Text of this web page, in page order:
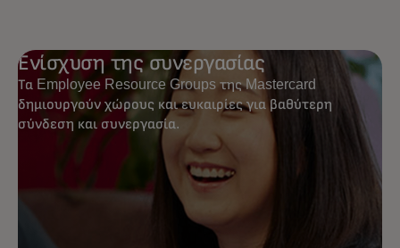
Ενίσχυση της συνεργασίας
Τα Employee Resource Groups της Mastercard
δημιουργούν χώρους και ευκαιρίες για βαθύτερη
σύνδεση και συνεργασία.